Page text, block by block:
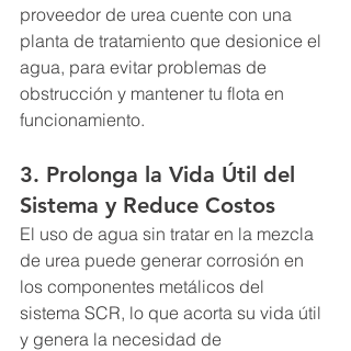
proveedor de urea cuente con una
planta de tratamiento que desionice el
agua, para evitar problemas de
obstrucción y mantener tu flota en
funcionamiento.
3. Prolonga la Vida Útil del
Sistema y Reduce Costos
El uso de agua sin tratar en la mezcla
de urea puede generar corrosión en
los componentes metálicos del
sistema SCR, lo que acorta su vida útil
y genera la necesidad de